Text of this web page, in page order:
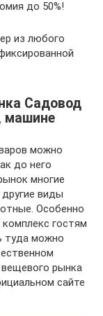
до 50%!
из любого
Садовод
машине
можно
до него
многие
виды
Особенно
гостям
туда можно
рынка
сайте